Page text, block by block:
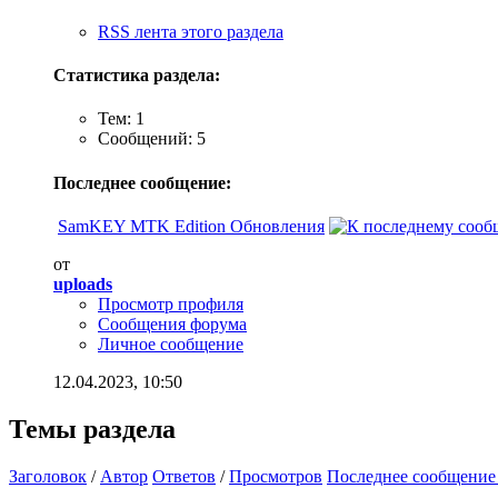
RSS лента этого раздела
Статистика раздела:
Тем: 1
Сообщений: 5
Последнее сообщение:
SamKEY MTK Edition Обновления
от
uploads
Просмотр профиля
Сообщения форума
Личное сообщение
12.04.2023, 10:50
Темы раздела
Заголовок / Автор Ответов /Просмотров Последнее сообщение